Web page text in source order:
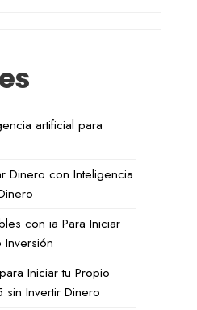
artificial para
Dinero con Inteligencia
con ia Para Iniciar
Iniciar tu Propio
Invertir Dinero